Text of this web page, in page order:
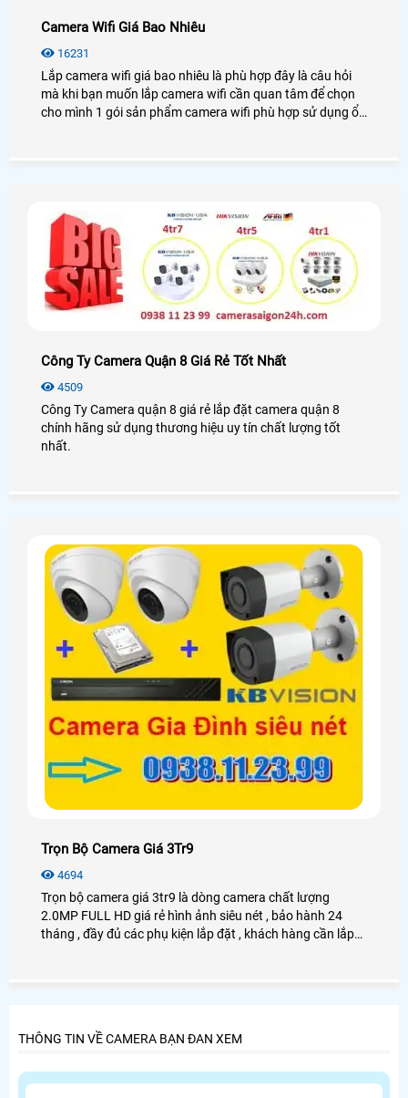
Camera Wifi Giá Bao Nhiêu
16231
Lắp camera wifi giá bao nhiêu là phù hợp đây là câu hỏi
mà khi bạn muốn lắp camera wifi cần quan tâm để chọn
cho mình 1 gói sản phẩm camera wifi phù hợp sử dụng ổn
Công Ty Camera Quận 8 Giá Rẻ Tốt Nhất
4509
Công Ty Camera quận 8 giá rẻ lắp đặt camera quận 8
chính hãng sử dụng thương hiệu uy tín chất lượng tốt
nhất.
Trọn Bộ Camera Giá 3Tr9
4694
Trọn bộ camera giá 3tr9 là dòng camera chất lượng
2.0MP FULL HD giá rẻ hình ảnh siêu nét , bảo hành 24
tháng , đầy đủ các phụ kiện lắp đặt , khách hàng cần lắp
THÔNG TIN VỀ CAMERA BẠN ĐAN XEM